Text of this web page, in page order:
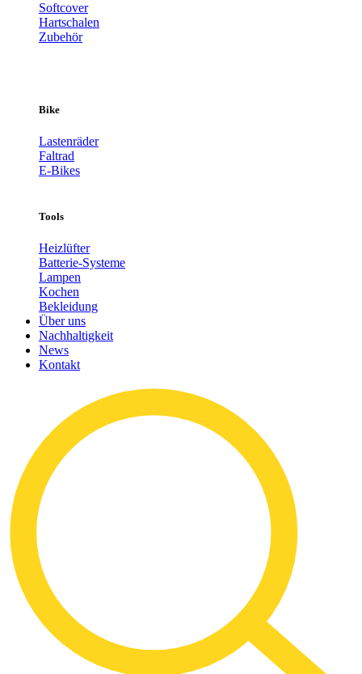
Softcover
Hartschalen
Zubehör
Bike
Lastenräder
Faltrad
E-Bikes
Tools
Heizlüfter
Batterie-Systeme
Lampen
Kochen
Bekleidung
Über uns
Nachhaltigkeit
News
Kontakt